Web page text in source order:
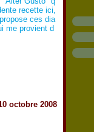
recette ici,
ces dia
me provient d
octobre 2008